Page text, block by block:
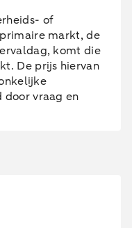
of
markt, de
komt die
De prijs hiervan
vraag en